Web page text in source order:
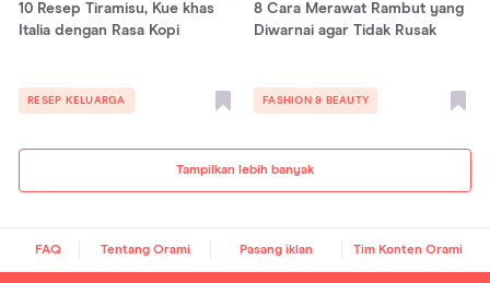
Tampilkan lebih banyak
10 Resep Tiramisu, Kue khas
Italia dengan Rasa Kopi
RESEP KELUARGA
8 Cara Merawat Rambut yang
Diwarnai agar Tidak Rusak
FASHION & BEAUTY
FAQ Tentang Orami Pasang iklan Tim Konten Orami